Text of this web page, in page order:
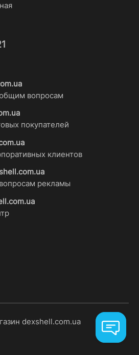
вопросам
покупателей
клиентов
рекламы
dexshell.com.ua